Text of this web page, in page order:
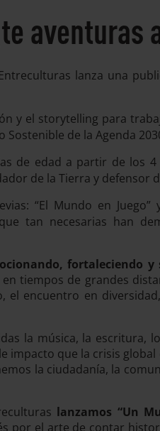
lanza una
y el storytelling para
de la Agenda
de edad a partir de los
de la Tierra y defensor
“El Mundo en
tan necesarias han
fortaleciendo y
tiempos de grandes
encuentro en
la música, la escritura,
impacto que la crisis
la ciudadanía, la
lanzamos “Un
por el arte de contar